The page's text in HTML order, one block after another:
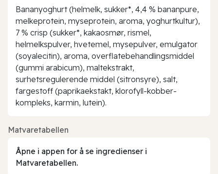
Bananyoghurt (helmelk, sukker*, 4,4 % bananpure,
melkeprotein, myseprotein, aroma, yoghurtkultur),
7 % crisp (sukker*, kakaosmør, rismel,
helmelkspulver, hvetemel, mysepulver, emulgator
(soyalecitin), aroma, overflatebehandlingsmiddel
(gummi arabicum), maltekstrakt,
surhetsregulerende middel (sitronsyre), salt,
fargestoff (paprikaekstakt, klorofyll-kobber-
kompleks, karmin, lutein).
Matvaretabellen
Åpne i appen for å se ingredienser i
Matvaretabellen.